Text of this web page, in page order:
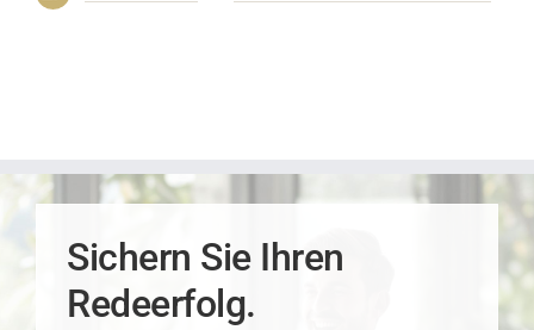
Sichern Sie Ihren
Redeerfolg.